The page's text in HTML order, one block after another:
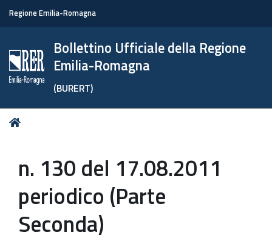
Regione Emilia-Romagna
Bollettino Ufficiale della Regione
Emilia-Romagna
(BURERT)
Tu
n. 130 del 17.08.2011
periodico (Parte
Seconda)